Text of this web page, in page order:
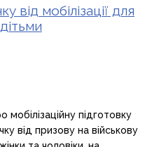
від мобілізації для
мобілізаційну підготовку
від призову на військову